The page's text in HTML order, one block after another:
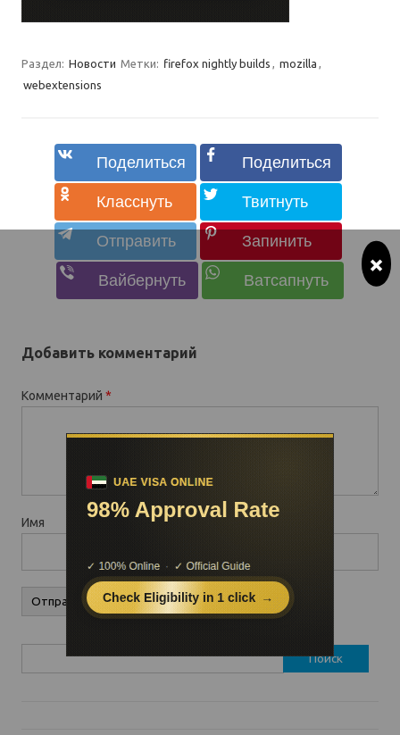
×
Раздел: Новости Метки: firefox nightly builds , mozilla ,
webextensions
Добавить комментарий
Комментарий *
Имя